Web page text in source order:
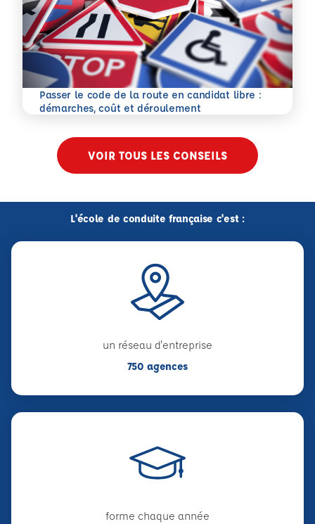
Passer le code de la route en candidat libre :
démarches, coût et déroulement
En savoir plus
VOIR TOUS LES CONSEILS
L'école de conduite française c'est :
un réseau d'entreprise
750 agences
forme chaque année